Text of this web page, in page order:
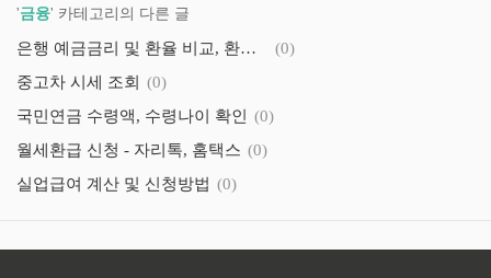
'금융' 카테고리의 다른 글
은행 예금금리 및 환율 비교, 환전 신청(마이뱅크 앱 다운로드)
(0)
중고차 시세 조회
(0)
국민연금 수령액, 수령나이 확인
(0)
월세환급 신청 - 자리톡, 홈택스 (0)
실업급여 계산 및 신청방법 (0)